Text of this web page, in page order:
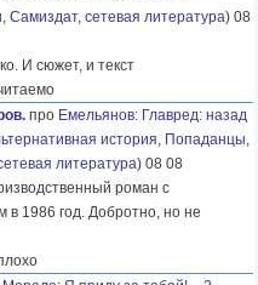
, Самиздат, сетевая литература) 08
И сюжет, и текст
про Емельянов: Главред: назад
история, Попаданцы,
литература) 08 08
роман с
в 1986 год. Добротно, но не